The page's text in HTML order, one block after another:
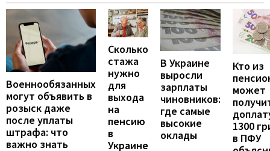
Военнообязанных
могут объявить в
розыск даже
после уплаты
штрафа: что
важно знать
Сколько
стажа
нужно
для
выхода
на
пенсию
в
Украине
В Украине
выросли
зарплаты
чиновников:
где самые
высокие
оклады
Кто из
может
1300
в ПФУ